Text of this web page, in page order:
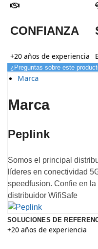
CONFIANZA
+20 años de experiencia
¿Preguntas sobre este
Marca
Marca
Peplink
Somos el principal
líderes en conectividad
speedfusion. Confie en
distribuidor WifiSafe
SOLUCIONES DE
+20 años de experiencia